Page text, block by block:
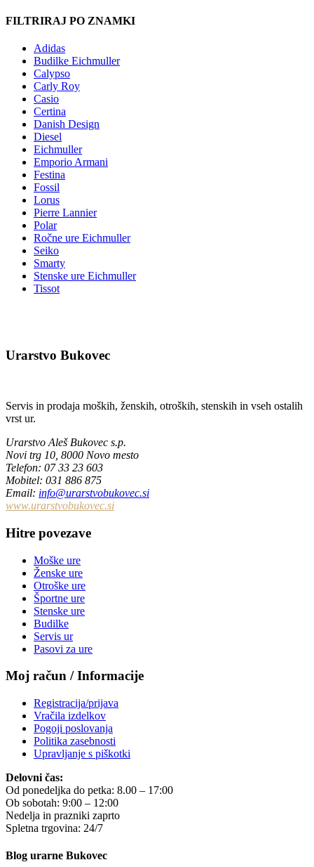
FILTRIRAJ PO ZNAMKI
Adidas
Budilke Eichmuller
Calypso
Carly Roy
Casio
Certina
Danish Design
Diesel
Eichmuller
Emporio Armani
Festina
Fossil
Lorus
Pierre Lannier
Polar
Ročne ure Eichmuller
Seiko
Smarty
Stenske ure Eichmuller
Tissot
Urarstvo Bukovec
Servis in prodaja moških, ženskih, otroških, stenskih in vseh ostalih
vrst ur.
Urarstvo Aleš Bukovec s.p.
Novi trg 10, 8000 Novo mesto
Telefon: 07 33 23 603
Mobitel: 031 886 875
Email: info@urarstvobukovec.si
www.urarstvobukovec.si
Hitre povezave
Moške ure
Ženske ure
Otroške ure
Športne ure
Stenske ure
Budilke
Servis ur
Pasovi za ure
Moj račun / Informacije
Registracija/prijava
Vračila izdelkov
Pogoji poslovanja
Politika zasebnosti
Upravljanje s piškotki
Delovni čas:
Od ponedeljka do petka: 8.00 – 17:00
Ob sobotah: 9:00 – 12:00
Nedelja in prazniki zaprto
Spletna trgovina: 24/7
Blog urarne Bukovec